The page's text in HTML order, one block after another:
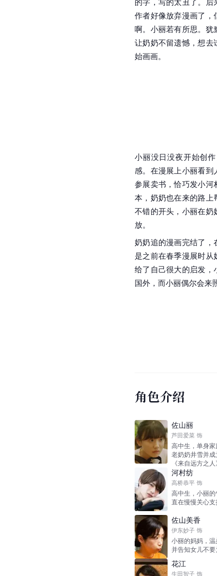
作者好像放弃漫画了，
啊。小丽若有所思。犹
让奶奶不留遗憾，想去
始画画。
小丽没日没夜开始创
感。在漫展上小丽看到
参展卖书，恰巧发小河
本，奶奶也在来的路上
不错的开头，小丽在奶
放。
奶奶追的漫画完结了
是之前在春季漫展时
给了自己很大的启发，
国外，而小丽偶尔会来
角色介绍
佐山丽
芦田爱菜 饰
高中生，单身
老奶奶井雪并
《来自远方之
河村纺
高桥恭平 饰
高中生，小丽
直在慢慢关心支
佐山美香
伊东妙子 饰
小丽的妈妈，
并告知女儿不
花江
生田智子 饰